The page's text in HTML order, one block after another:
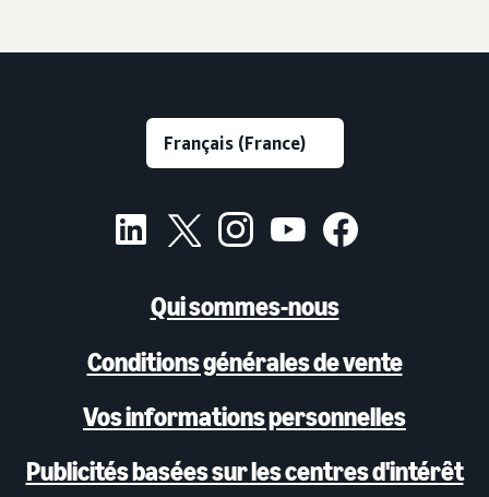
Qui sommes-nous
Conditions générales de vente
Vos informations personnelles
Publicités basées sur les centres d'intérêt